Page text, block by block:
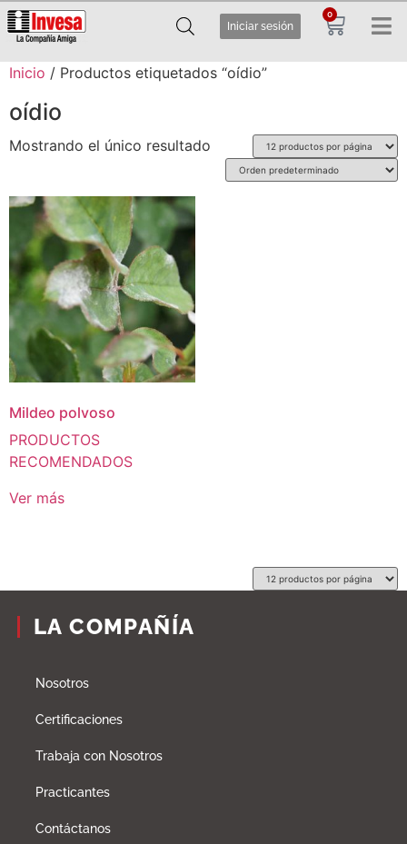
Iniciar sesión
0
Inicio / Productos etiquetados “oídio”
oídio
Mostrando el único resultado
Mildeo polvoso
PRODUCTOS
RECOMENDADOS
Ver más
LA COMPAÑÍA
Nosotros
Certificaciones
Trabaja con Nosotros
Practicantes
Contáctanos